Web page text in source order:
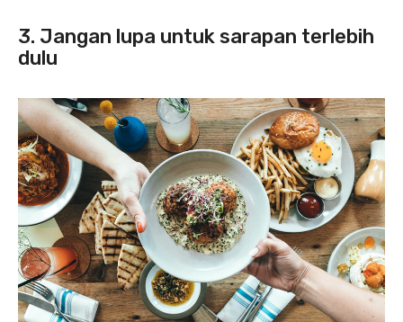
3. Jangan lupa untuk sarapan terlebih
dulu